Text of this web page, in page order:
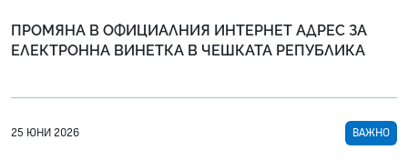
ПРОМЯНА В ОФИЦИАЛНИЯ ИНТЕРНЕТ АДРЕС ЗА
ЕЛЕКТРОННА ВИНЕТКА В ЧЕШКАТА РЕПУБЛИКА
25 ЮНИ 2026 ВАЖНО